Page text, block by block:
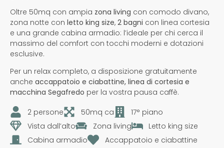
Oltre 50mq con ampia zona living con comodo divano,
zona notte con letto king size, 2 bagni con linea cortesia
e una grande cabina armadio: l’ideale per chi cerca il
massimo del comfort con tocchi moderni e dotazioni
esclusive.
Per un relax completo, a disposizione gratuitamente
anche accappatoio e ciabattine, linea di cortesia e
macchina Segafredo per la vostra pausa caffè.
2 persone
50mq ca
17° piano
Vista dall’alto
Zona living
Letto king size
Cabina armadio
Accappatoio e ciabattine